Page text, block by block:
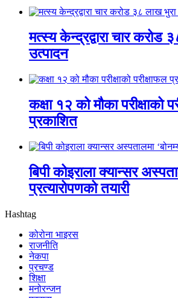
मत्स्य केन्द्रद्वारा चार करोड
उत्पादन
कक्षा १२ को मौका परीक्षाको
प्रकाशित
बिपी कोइराला क्यान्सर
प्रत्यारोपणको तयारी
Hashtag
कोरोना भाइरस
राजनीति
नेकपा
प्रचण्ड
शिक्षा
मनोरन्जन